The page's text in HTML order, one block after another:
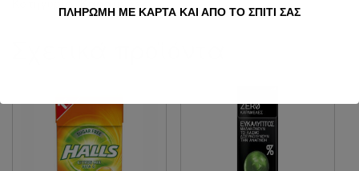
ΠΛΗΡΩΜΗ ΜΕ ΚΑΡΤΑ ΚΑΙ ΑΠΟ ΤΟ ΣΠΙΤΙ ΣΑΣ